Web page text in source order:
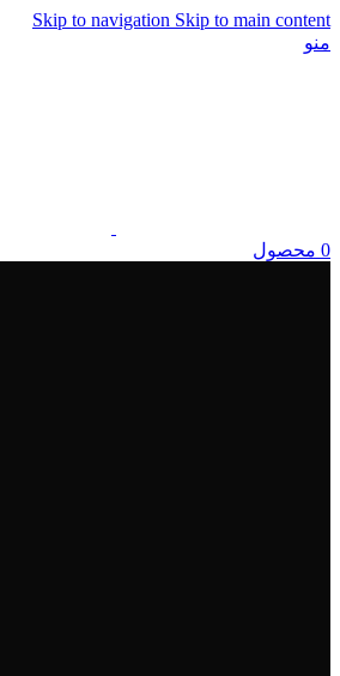
Skip to navigation Skip to main content
منو
0 محصول